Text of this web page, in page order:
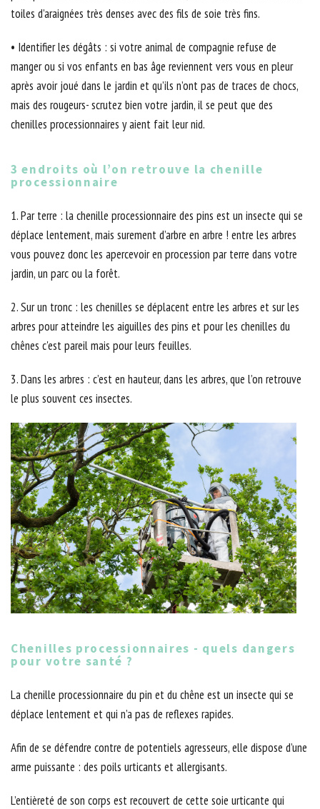
toiles d’araignées très denses avec des fils de soie très fins.
• Identifier les dégâts : si votre animal de compagnie refuse de
manger ou si vos enfants en bas âge reviennent vers vous en pleur
après avoir joué dans le jardin et qu’ils n’ont pas de traces de chocs,
mais des rougeurs- scrutez bien votre jardin, il se peut que des
chenilles processionnaires y aient fait leur nid.
3 endroits où l’on retrouve la chenille
processionnaire
1. Par terre : la chenille processionnaire des pins est un insecte qui se
déplace lentement, mais surement d’arbre en arbre ! entre les arbres
vous pouvez donc les apercevoir en procession par terre dans votre
jardin, un parc ou la forêt.
2. Sur un tronc : les chenilles se déplacent entre les arbres et sur les
arbres pour atteindre les aiguilles des pins et pour les chenilles du
chênes c'est pareil mais pour leurs feuilles.
3. Dans les arbres : c’est en hauteur, dans les arbres, que l’on retrouve
le plus souvent ces insectes.
Chenilles processionnaires - quels dangers
pour votre santé ?
La chenille processionnaire du pin et du chêne est un insecte qui se
déplace lentement et qui n’a pas de reflexes rapides.
Afin de se défendre contre de potentiels agresseurs, elle dispose d’une
arme puissante : des poils urticants et allergisants.
L’entièreté de son corps est recouvert de cette soie urticante qui